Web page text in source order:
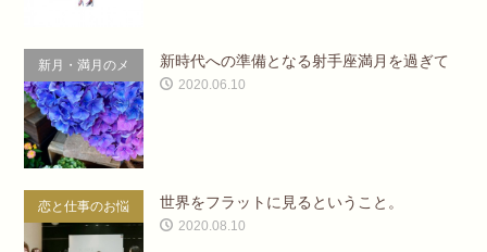
新月・満月のメ
ッセージ
新時代への準備となる射手座満月を過ぎて
2020.06.10
恋と仕事のお悩
み相談室
世界をフラットに見るということ。
2020.08.10